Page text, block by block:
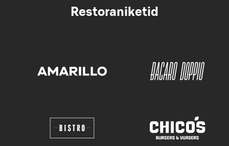
Restoraniketid